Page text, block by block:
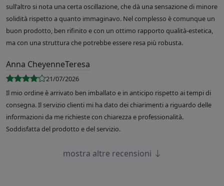
sull'altro si nota una certa oscillazione, che dà una sensazione di minore
solidità rispetto a quanto immaginavo. Nel complesso è comunque un
buon prodotto, ben rifinito e con un ottimo rapporto qualità-estetica,
ma con una struttura che potrebbe essere resa più robusta.
Anna CheyenneTeresa
21/07/2026
Il mio ordine è arrivato ben imballato e in anticipo rispetto ai tempi di
consegna. Il servizio clienti mi ha dato dei chiarimenti a riguardo delle
informazioni da me richieste con chiarezza e professionalità.
Soddisfatta del prodotto e del servizio.
mostra altre recensioni